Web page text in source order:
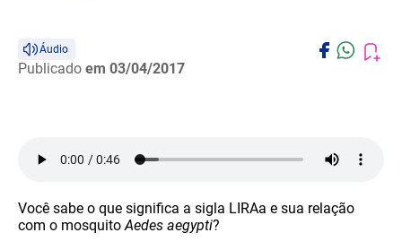
Áudio
Publicado em 03/04/2017
Você sabe o que significa a sigla LIRAa e sua relação
com o mosquitoAedes aegypti?